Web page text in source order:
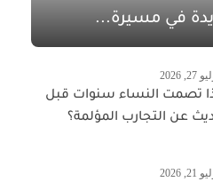
في مسيرة...
2026
تصمت النساء سنوات قبل
عن التجارب المؤلمة؟
2026